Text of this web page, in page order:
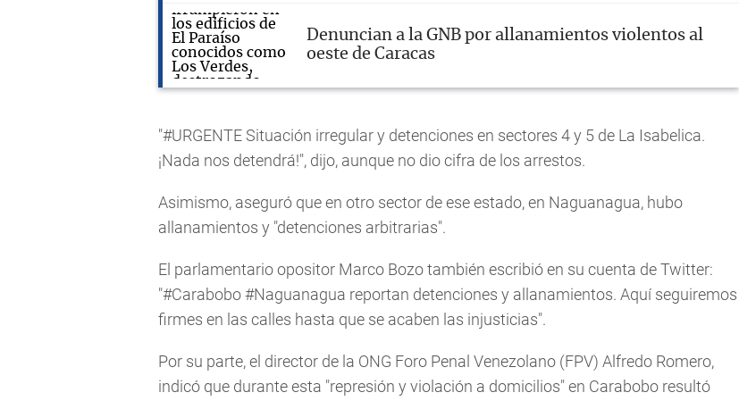
Denuncian a la GNB por allanamientos violentos al
oeste de Caracas
"#URGENTE Situación irregular y detenciones en sectores 4 y 5 de La Isabelica.
¡Nada nos detendrá!", dijo, aunque no dio cifra de los arrestos.
Asimismo, aseguró que en otro sector de ese estado, en Naguanagua, hubo
allanamientos y "detenciones arbitrarias".
El parlamentario opositor Marco Bozo también escribió en su cuenta de Twitter:
"#Carabobo #Naguanagua reportan detenciones y allanamientos. Aquí seguiremos
firmes en las calles hasta que se acaben las injusticias".
Por su parte, el director de la ONG Foro Penal Venezolano (FPV) Alfredo Romero,
indicó que durante esta "represión y violación a domicilios" en Carabobo resultó